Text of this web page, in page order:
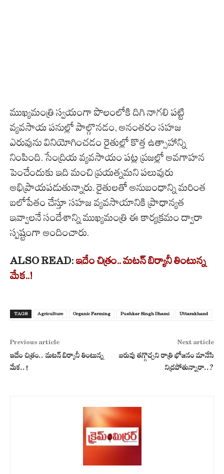
ముఖ్యమంత్రి స్వయంగా పొలంలోకి దిగి నాగలి పట్టి
వ్యవసాయ పనుల్లో పాల్గొనడం, అనంతరం సహజ
ఎరువును వినియోగించడం రైతుల్లో కొత్త ఉత్సాహాన్ని
నింపింది. సేంద్రియ వ్యవసాయం పట్ల ప్రజల్లో అవగాహన
పెంచేందుకు ఇది మంచి ప్రయత్నమని పలువురు
అభిప్రాయపడుతున్నారు. రైతులతో అనుబంధాన్ని మరింత
బలోపేతం చేస్తూ సహజ వ్యవసాయానికి ప్రాధాన్యత
ఇవ్వాలనే సందేశాన్ని ముఖ్యమంత్రి ఈ కార్యక్రమం ద్వారా
స్పష్టంగా అందించారు.
ALSO READ: ఇదేం చిత్రం.. మటన్ బిర్యానీ తింటున్న
మేక..!
TAGS Agriculture Organic Farming Pushkar Singh Dhami Uttarakhand
Previous article
ఇదేం చిత్రం.. మటన్ బిర్యానీ తింటున్న
మేక..!
Next article
బరువు తగ్గొచ్చని రాత్రి భోజనం మానేసి
నిద్రపోతున్నారా..?